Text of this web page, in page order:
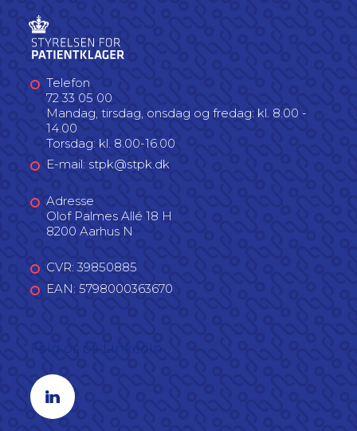
Telefon
72 33 05 00
Mandag, tirsdag, onsdag og fredag: kl. 8.00 -
14.00
Torsdag: kl. 8.00-16.00
E-mail: stpk@stpk.dk
Adresse
Olof Palmes Allé 18 H
8200 Aarhus N
CVR: 39850885
EAN: 5798000363670
Linkedin profil